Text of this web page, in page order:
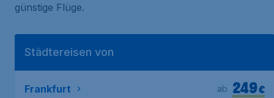
günstige Flüge.
Städtereisen von
Frankfurt €
249
ab